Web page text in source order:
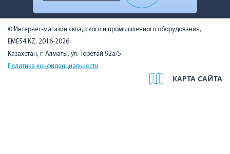
© Интернет-магазин складского и промышленного оборудования,
EME54.KZ, 2016-2026
Казахстан, г. Алматы, ул. Торетай 92а/5
Политика конфиденциальности
КАРТА САЙТА